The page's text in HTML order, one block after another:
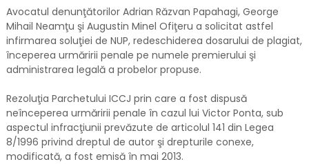
Avocatul denunţătorilor Adrian Răzvan Papahagi, George
Mihail Neamţu şi Augustin Minel Ofiţeru a solicitat astfel
infirmarea soluţiei de NUP, redeschiderea dosarului de plagiat,
începerea urmăririi penale pe numele premierului şi
administrarea legală a probelor propuse.
Rezoluţia Parchetului ICCJ prin care a fost dispusă
neînceperea urmăririi penale în cazul lui Victor Ponta, sub
aspectul infracţiunii prevăzute de articolul 141 din Legea
8/1996 privind dreptul de autor şi drepturile conexe,
modificată, a fost emisă în mai 2013.